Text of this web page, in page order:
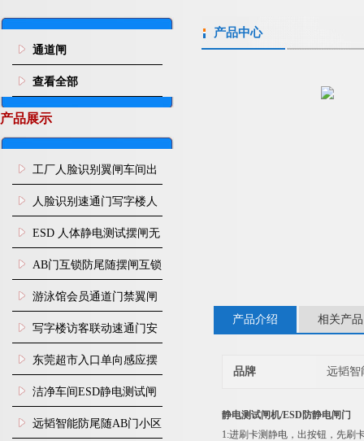
通道闸
查看全部
产品展示
工厂人脸识别翼闸车间出
入口人行通道门禁
人脸识别速通门写字楼人
行通道闸门禁设备
ESD 人体静电测试摆闸无
尘车间防静电闸机
AB门互锁防尾随摆闸互锁
闸机
游泳馆会员通道门禁翼闸
写字楼访客联动速通门安
装
东莞超市入口单向感应摆
闸安装
洁净车间ESD静电测试闸
机
远韬智能防尾随AB门小区
产品中心
产品介绍 相关产品
品牌 远韬智
静电测试闸机/ESD防静电闸门
1:进刷卡测静电，出按钮，先